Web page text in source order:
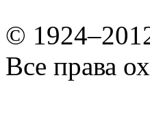
©
Все права